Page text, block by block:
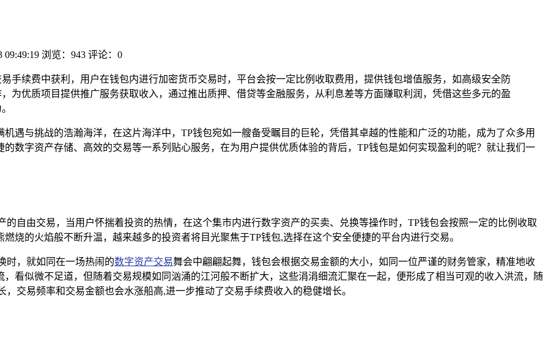
09:49:19 浏览：943 评论：0
手续费中获利，用户在钱包内进行加密货币交易时，平台会按一定比例收取费用，提供钱包增值服务，如高级安全防
为优质项目提供推广服务获取收入，通过推出质押、借贷等金融服务，从利息差等方面赚取利润，凭借这些多元的盈
遇与挑战的浩瀚海洋，在这片海洋中，TP钱包宛如一艘备受瞩目的巨轮，凭借其卓越的性能和广泛的功能，成为了众多用
数字资产存储、高效的交易等一系列贴心服务，在为用户提供优质体验的背后，TP钱包是如何实现盈利的呢？就让我们一
自由交易，当用户怀揣着投资的热情，在这个集市内进行数字资产的买卖、兑换等操作时，TP钱包会按照一定的比例收取
烧的火焰般不断升温，越来越多的投资者将目光聚焦于TP钱包,选择在这个安全便捷的平台内进行交易。
时，就如同在一场热闹的数字资产交易舞会中翩翩起舞，钱包会根据交易金额的大小，如同一位严谨的财务管家，精准地收
看似微不足道，但随着交易规模如同汹涌的江河般不断扩大，这些涓涓细流汇聚在一起，便形成了相当可观的收入洪流，随
交易频率和交易金额也会水涨船高,进一步推动了交易手续费收入的稳健增长。